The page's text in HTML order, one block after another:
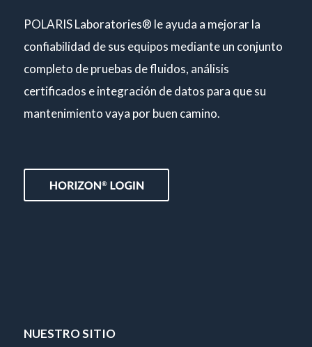
POLARIS Laboratories® le ayuda a mejorar la
confiabilidad de sus equipos mediante un conjunto
completo de pruebas de fluidos, análisis
certificados e integración de datos para que su
mantenimiento vaya por buen camino.
NUESTRO SITIO